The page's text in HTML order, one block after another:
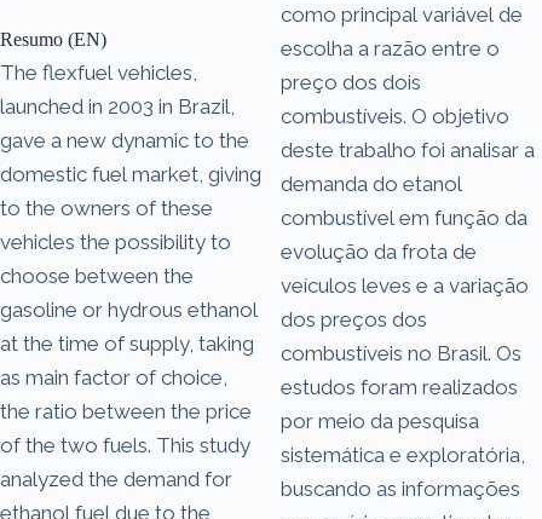
Resumo (EN)
The flexfuel vehicles,
launched in 2003 in Brazil,
gave a new dynamic to the
domestic fuel market, giving
to the owners of these
vehicles the possibility to
choose between the
gasoline or hydrous ethanol
at the time of supply, taking
as main factor of choice,
the ratio between the price
of the two fuels. This study
analyzed the demand for
ethanol fuel due to the
como principal variável de
escolha a razão entre o
preço dos dois
combustíveis. O objetivo
deste trabalho foi analisar a
demanda do etanol
combustível em função da
evolução da frota de
veículos leves e a variação
dos preços dos
combustíveis no Brasil. Os
estudos foram realizados
por meio da pesquisa
sistemática e exploratória,
buscando as informações